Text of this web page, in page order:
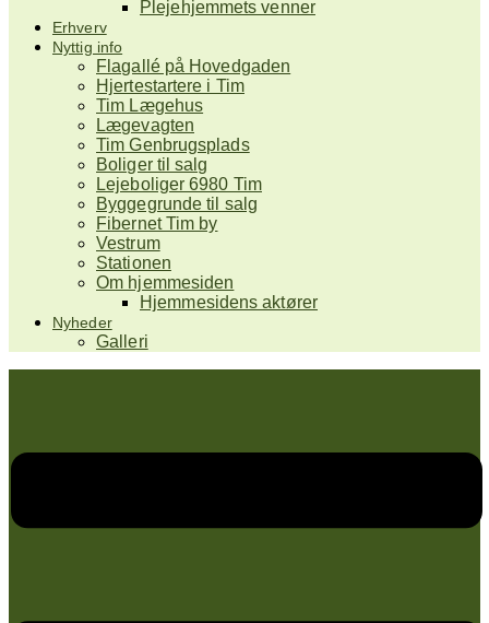
Plejehjemmets venner
Erhverv
Nyttig info
Flagallé på Hovedgaden
Hjertestartere i Tim
Tim Lægehus
Lægevagten
Tim Genbrugsplads
Boliger til salg
Lejeboliger 6980 Tim
Byggegrunde til salg
Fibernet Tim by
Vestrum
Stationen
Om hjemmesiden
Hjemmesidens aktører
Nyheder
Galleri